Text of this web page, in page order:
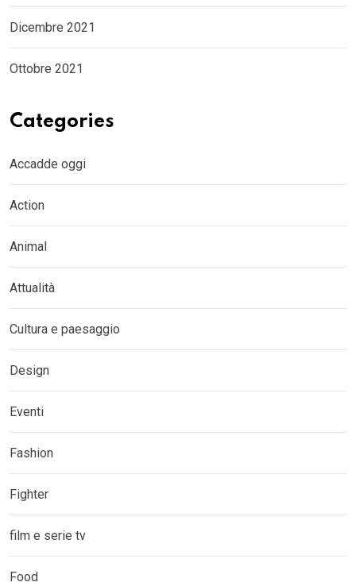
Dicembre 2021
Ottobre 2021
Categories
Accadde oggi
Action
Animal
Attualità
Cultura e paesaggio
Design
Eventi
Fashion
Fighter
film e serie tv
Food